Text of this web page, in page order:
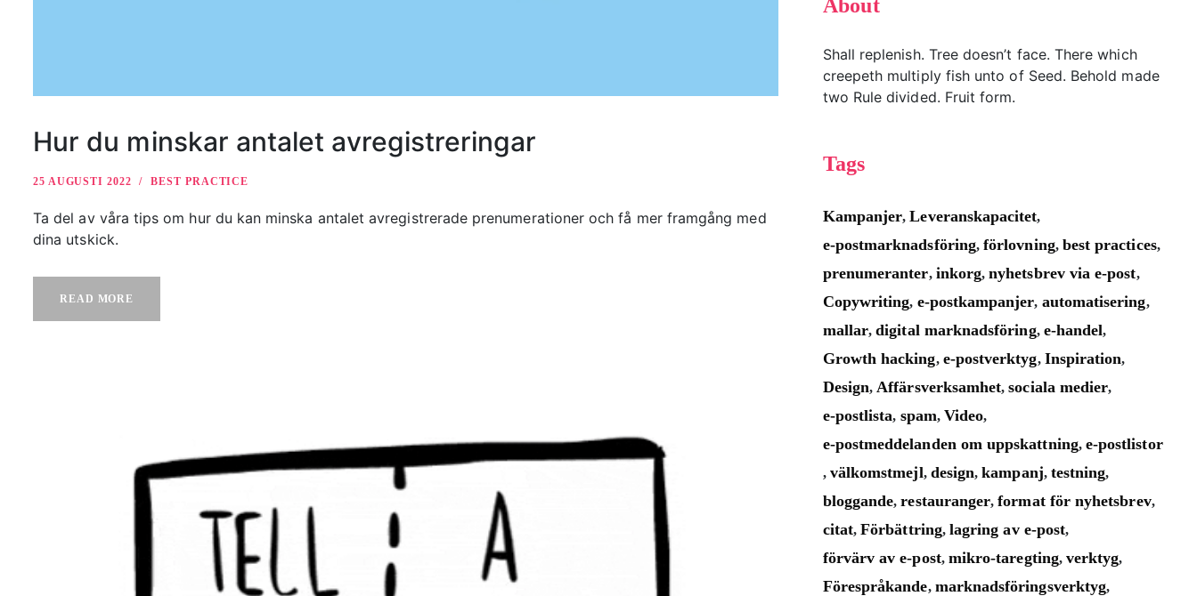
Hur du minskar antalet avregistreringar
25 AUGUSTI 2022 BEST PRACTICE
Ta del av våra tips om hur du kan minska antalet avregistrerade prenumerationer och få mer framgång med
dina utskick.
READ MORE
About
Shall replenish. Tree doesn’t face. There which
creepeth multiply fish unto of Seed. Behold made
two Rule divided. Fruit form.
Tags
Kampanjer,Leveranskapacitet,
e-postmarknadsföring,förlovning, best practices,
prenumeranter, inkorg,nyhetsbrev via e-post,
Copywriting, e-postkampanjer, automatisering,
mallar,digital marknadsföring, e-handel,
Growth hacking, e-postverktyg, Inspiration,
Design, Affärsverksamhet,sociala medier,
e-postlista, spam, Video,
e-postmeddelanden om uppskattning, e-postlistor
, välkomstmejl, design,kampanj, testning,
bloggande,restauranger,format för nyhetsbrev,
citat,Förbättring, lagring av e-post,
förvärv av e-post, mikro-taregting, verktyg,
Förespråkande, marknadsföringsverktyg,